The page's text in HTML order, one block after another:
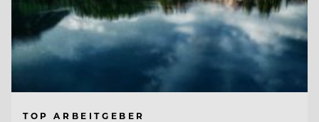
TOP ARBEITGEBER